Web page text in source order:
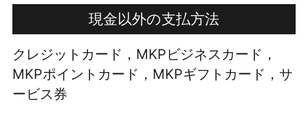
現金以外の支払方法
クレジットカード，MKPビジネスカード，
MKPポイントカード，MKPギフトカード，サ
ービス券